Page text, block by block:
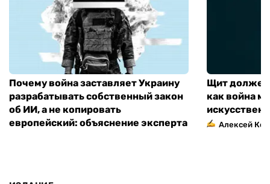
Почему война заставляет Украину
разрабатывать собственный закон
об ИИ, а не копировать
европейский: объяснение эксперта
Щит должен
как война
Алексей